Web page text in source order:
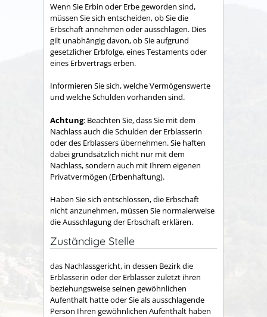
Wenn Sie Erbin oder Erbe geworden sind,
müssen Sie sich entscheiden, ob Sie die
Erbschaft annehmen oder ausschlagen. Dies
gilt unabhängig davon, ob Sie aufgrund
gesetzlicher Erbfolge, eines Testaments oder
eines Erbvertrags erben.
Informieren Sie sich, welche Vermögenswerte
und welche Schulden vorhanden sind.
Achtung: Beachten Sie, dass Sie mit dem
Nachlass auch die Schulden der Erblasserin
oder des Erblassers übernehmen. Sie haften
dabei grundsätzlich nicht nur mit dem
Nachlass, sondern auch mit Ihrem eigenen
Privatvermögen (Erbenhaftung).
Haben Sie sich entschlossen, die Erbschaft
nicht anzunehmen, müssen Sie normalerweise
die Ausschlagung der Erbschaft erklären.
Zuständige Stelle
das Nachlassgericht, in dessen Bezirk die
Erblasserin oder der Erblasser zuletzt ihren
beziehungsweise seinen gewöhnlichen
Aufenthalt hatte oder Sie als ausschlagende
Person Ihren gewöhnlichen Aufenthalt haben